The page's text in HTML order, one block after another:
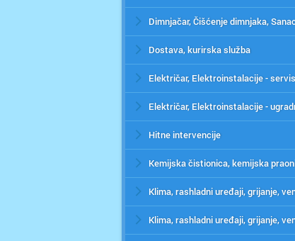
Dimnjačar, Čišćenje dimnjaka,
Dostava, kurirska služba
Električar, Elektroinstalacije - servis
Električar, Elektroinstalacije -
Hitne intervencije
Kemijska čistionica, kemijska